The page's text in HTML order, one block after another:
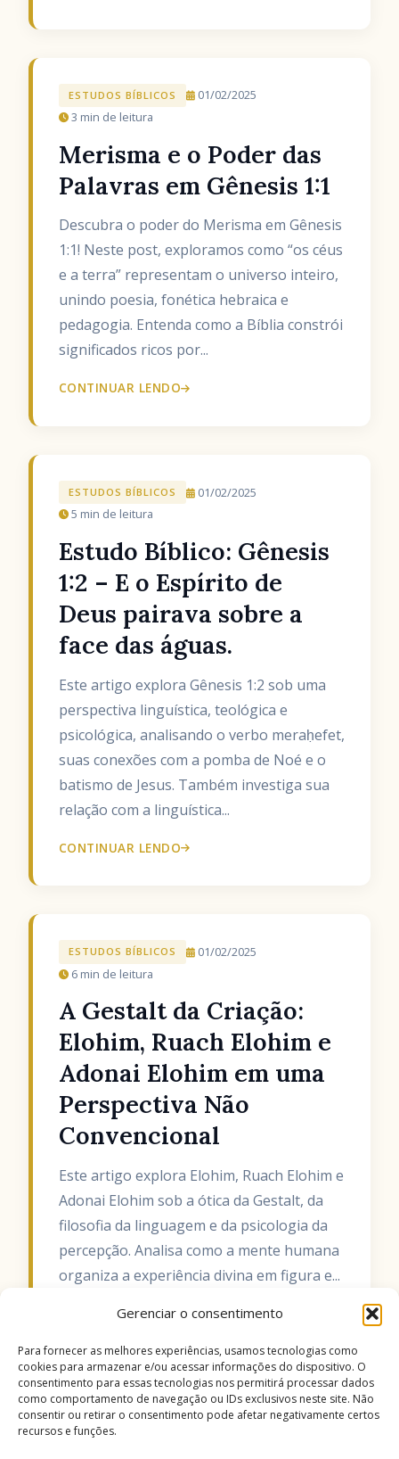
Gerenciar o consentimento
Para fornecer as melhores experiências, usamos tecnologias como
cookies para armazenar e/ou acessar informações do dispositivo. O
consentimento para essas tecnologias nos permitirá processar dados
como comportamento de navegação ou IDs exclusivos neste site. Não
consentir ou retirar o consentimento pode afetar negativamente certos
recursos e funções.
ESTUDOS BÍBLICOS
01/02/2025
3 min de leitura
Merisma e o Poder das
Palavras em Gênesis 1:1
Descubra o poder do Merisma em Gênesis
1:1! Neste post, exploramos como “os céus
e a terra” representam o universo inteiro,
unindo poesia, fonética hebraica e
pedagogia. Entenda como a Bíblia constrói
significados ricos por...
CONTINUAR LENDO
ESTUDOS BÍBLICOS
01/02/2025
5 min de leitura
Estudo Bíblico: Gênesis
1:2 – E o Espírito de
Deus pairava sobre a
face das águas.
Este artigo explora Gênesis 1:2 sob uma
perspectiva linguística, teológica e
psicológica, analisando o verbo meraḥefet,
suas conexões com a pomba de Noé e o
batismo de Jesus. Também investiga sua
relação com a linguística...
CONTINUAR LENDO
ESTUDOS BÍBLICOS
01/02/2025
6 min de leitura
A Gestalt da Criação:
Elohim, Ruach Elohim e
Adonai Elohim em uma
Perspectiva Não
Convencional
Este artigo explora Elohim, Ruach Elohim e
Adonai Elohim sob a ótica da Gestalt, da
filosofia da linguagem e da psicologia da
percepção. Analisa como a mente humana
organiza a experiência divina em figura e...
CONTINUAR LENDO
1 … 20 21 22